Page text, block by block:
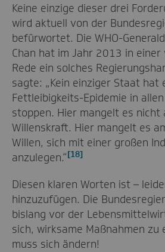
Keine einzige dieser drei
wird aktuell von der
befürwortet. Die WHO-
Chan hat im Jahr 2013 in
Rede ein solches
sagte: „Kein einziger Staat hat
Fettleibigkeits-Epidemie in
stoppen. Hier mangelt es nicht
Willenskraft. Hier mangelt es
Willen, sich mit einer großen
anzulegen.“[18]
Diesen klaren Worten ist –
hinzuzufügen. Die
bislang vor der
sich, wirksame Maßnahmen zu
muss sich ändern!